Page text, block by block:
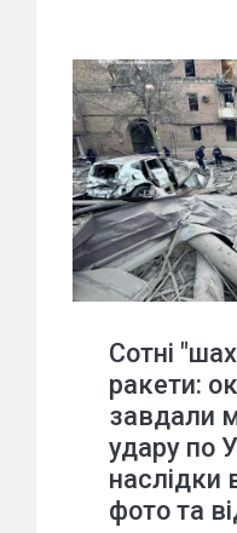
Сотні
ракети:
завдали
удару по
фото та